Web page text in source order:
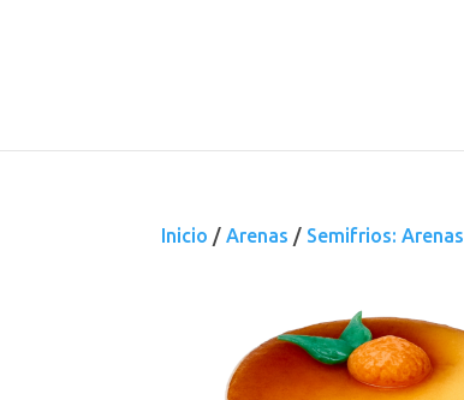
Inicio /Arenas / Semifrios: Arenas